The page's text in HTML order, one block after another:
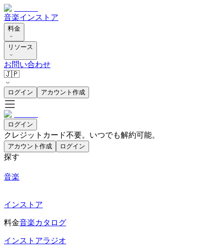
音楽インストア
料金
リソース
お問い合わせ
🇯🇵
ログイン アカウント作成
ログイン
クレジットカード不要。いつでも解約可能。
アカウント作成 ログイン
探す
音楽
インストア
料金音楽カタログ
インストアラジオ